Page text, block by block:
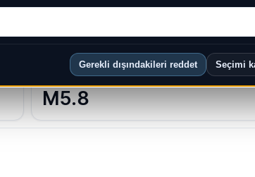
Gerekli dışındakileri reddet Seçimi
MAKS. BÜYÜKLÜK (24S)
M5.8